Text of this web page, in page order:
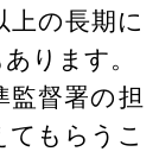
上の長期に
ります。
監督署の担
てもらうこ